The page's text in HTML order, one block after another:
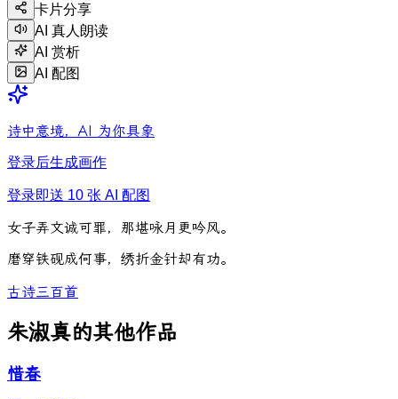
卡片分享
AI 真人朗读
AI 赏析
AI 配图
诗中意境，AI 为你具象
登录后生成画作
登录即送 10 张 AI 配图
女子弄文诚可罪， 那堪咏月 更吟风。
磨穿铁砚成何事， 绣折金针却有功。
古诗三百首
朱淑真的其他作品
惜春